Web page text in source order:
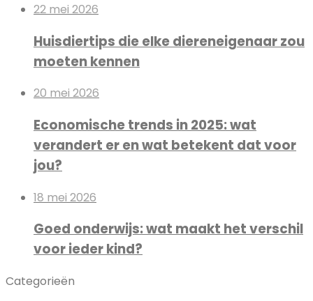
22 mei 2026
Huisdiertips die elke diereneigenaar zou
moeten kennen
20 mei 2026
Economische trends in 2025: wat
verandert er en wat betekent dat voor
jou?
18 mei 2026
Goed onderwijs: wat maakt het verschil
voor ieder kind?
Categorieën